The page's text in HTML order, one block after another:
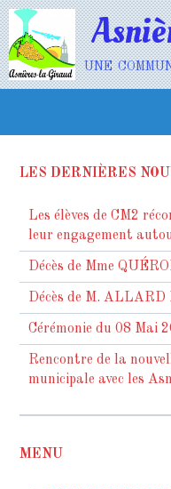
une
LES DERNIÈRES
Les élèves de CM2
leur engagement
Décès de Mme
Décès de M. ALLARD
Cérémonie du 08 Mai
Rencontre de la
municipale avec les
MENU